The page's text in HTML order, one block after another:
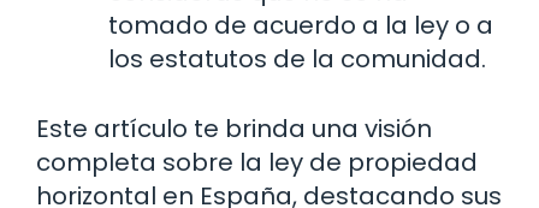
tomado de acuerdo a la ley o a
los estatutos de la comunidad.
Este artículo te brinda una visión
completa sobre la ley de propiedad
horizontal en España, destacando sus